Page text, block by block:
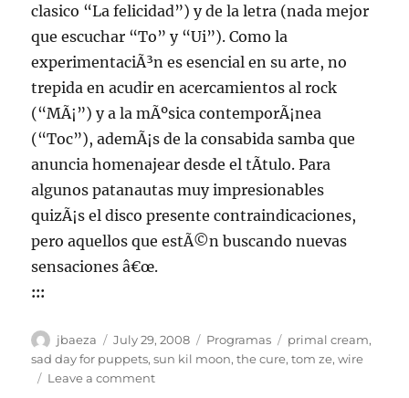
clasico “La felicidad”) y de la letra (nada mejor
que escuchar “To” y “Ui”). Como la
experimentaciÃ³n es esencial en su arte, no
trepida en acudir en acercamientos al rock
(“MÃ¡”) y a la mÃºsica contemporÃ¡nea
(“Toc”), ademÃ¡s de la consabida samba que
anuncia homenajear desde el tÃ­tulo. Para
algunos patanautas muy impresionables
quizÃ¡s el disco presente contraindicaciones,
pero aquellos que estÃ©n buscando nuevas
sensaciones â€œ.
:::
Author
jbaeza
Posted
on
July 29, 2008 Categories
Programas Tags
primal cream,
sad day for puppets,sun kil moon,the cure,tom ze,wire
Leave a commenton